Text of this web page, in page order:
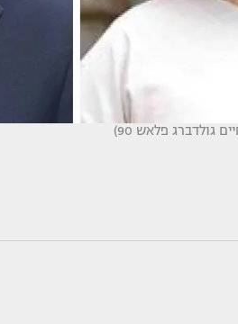
גולדברג פלאש 90)